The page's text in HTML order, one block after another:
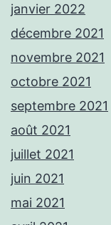
janvier 2022
décembre 2021
novembre 2021
octobre 2021
septembre 2021
août 2021
juillet 2021
juin 2021
mai 2021